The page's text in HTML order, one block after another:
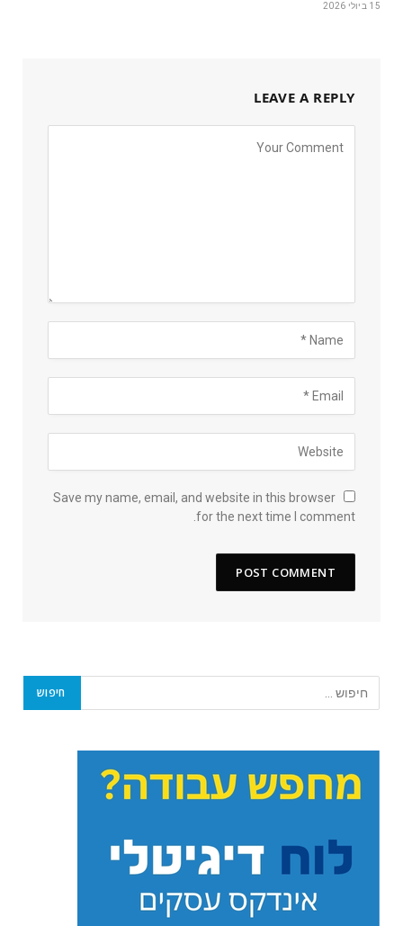
15 ביולי 2026
LEAVE A REPLY
Save my name, email, and website in this browser
for the next time I comment.